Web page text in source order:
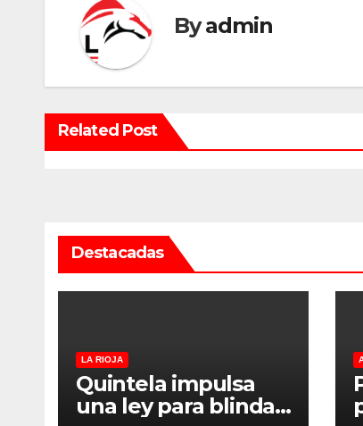
Byadmin
Related Post
Destacadas
LA RIOJA
Quintela impulsa
una ley para blindar